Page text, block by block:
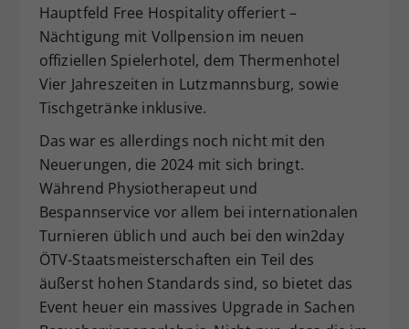
Hauptfeld Free Hospitality offeriert –
Nächtigung mit Vollpension im neuen
offiziellen Spielerhotel, dem Thermenhotel
Vier Jahreszeiten in Lutzmannsburg, sowie
Tischgetränke inklusive.
Das war es allerdings noch nicht mit den
Neuerungen, die 2024 mit sich bringt.
Während Physiotherapeut und
Bespannservice vor allem bei internationalen
Turnieren üblich und auch bei den win2day
ÖTV-Staatsmeisterschaften ein Teil des
äußerst hohen Standards sind, so bietet das
Event heuer ein massives Upgrade in Sachen